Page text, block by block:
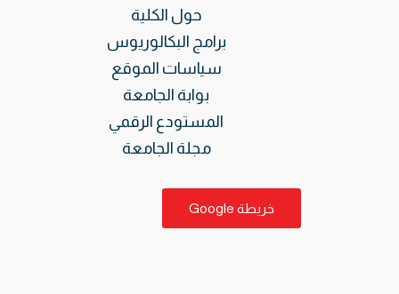
حول الكلية
برامج البكالوريوس
سياسات الموقع
بوابة الجامعة
المستودع الرقمي
مجلة الجامعة
خريطة Google